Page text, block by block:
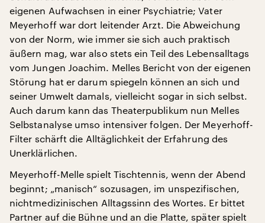
eigenen Aufwachsen in einer Psychiatrie; Vater
Meyerhoff war dort leitender Arzt. Die Abweichung
von der Norm, wie immer sie sich auch praktisch
äußern mag, war also stets ein Teil des Lebensalltags
vom Jungen Joachim. Melles Bericht von der eigenen
Störung hat er darum spiegeln können an sich und
seiner Umwelt damals, vielleicht sogar in sich selbst.
Auch darum kann das Theaterpublikum nun Melles
Selbstanalyse umso intensiver folgen. Der Meyerhoff-
Filter schärft die Alltäglichkeit der Erfahrung des
Unerklärlichen.
Meyerhoff-Melle spielt Tischtennis, wenn der Abend
beginnt; „manisch“ sozusagen, im unspezifischen,
nichtmedizinischen Alltagssinn des Wortes. Er bittet
Partner auf die Bühne und an die Platte, später spielt